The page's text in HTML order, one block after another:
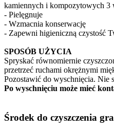
kamiennych i kompozytowych 3
- Pielęgnuje
- Wzmacnia konserwację
- Zapewni higieniczną czystość
SPOSÓB UŻYCIA
Spryskać równomiernie
przetrzeć ruchami okrężnymi
Pozostawić do wyschnięcia. Nie
Po wyschnięciu może mieć
Środek do czyszczenia